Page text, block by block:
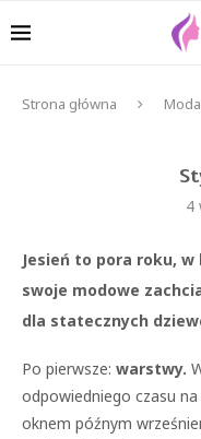
Strona główna Moda
4
Jesień to pora roku,
swoje modowe
dla statecznych
Po pierwsze: warstwy.
odpowiedniego czasu
oknem późnym